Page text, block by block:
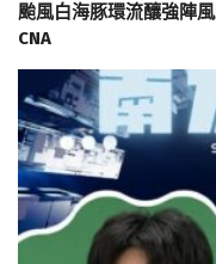
颱風白海豚環流釀強陣
CNA